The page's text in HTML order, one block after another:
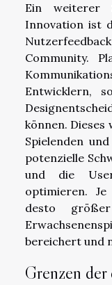
Ein weiterer
Innovation ist
Community.
Entwicklern,
können. Dieses
Spielenden
potenzielle
und die
optimieren.
desto
bereichert und
Grenzen